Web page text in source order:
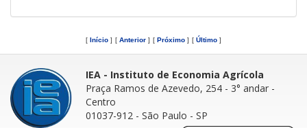
[ Início ] [ Anterior ] [ Próximo ] [ Último ]
IEA - Instituto de Economia Agrícola
Praça Ramos de Azevedo, 254 - 3° andar -
Centro
01037-912 - São Paulo - SP